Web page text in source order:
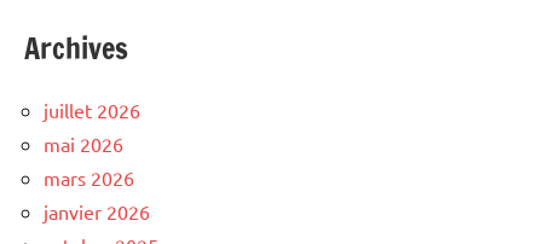
Archives
juillet 2026
mai 2026
mars 2026
janvier 2026